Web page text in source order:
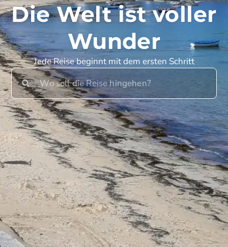
Die Welt ist voller
Wunder
Jede Reise beginnt mit dem ersten Schritt